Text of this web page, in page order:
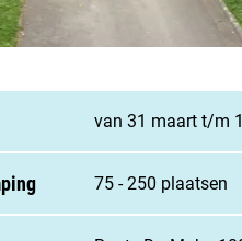
/ blog
van 31 maart t/m
75 - 250 plaatsen